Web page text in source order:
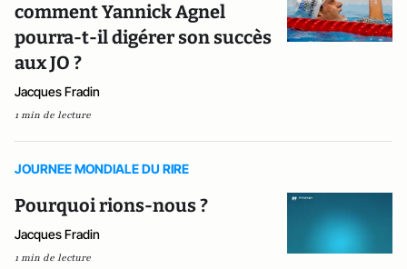
comment Yannick Agnel
pourra-t-il digérer son succès
aux JO ?
Jacques Fradin
1 min de lecture
JOURNEE MONDIALE DU RIRE
Pourquoi rions-nous ?
Jacques Fradin
1 min de lecture